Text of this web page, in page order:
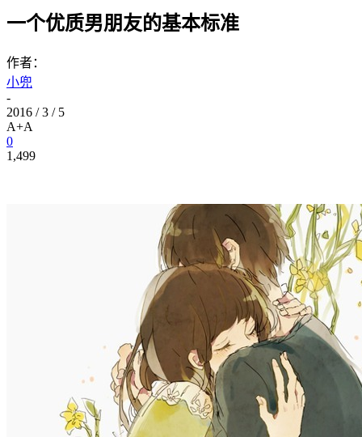
一个优质男朋友的基本标准
作者：
小兜
-
2016 / 3 / 5
A+A
0
1,499